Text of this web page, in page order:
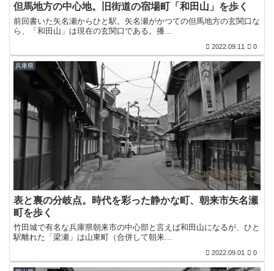
但馬地方の中心地。旧街道の宿場町「和田山」を歩く
前回書いた矢名瀬からひと駅。矢名瀬がかつての但馬地方の玄関口な
ら、「和田山」は現在の玄関口である。播...
2022.09.11 0
兵庫県
表と裏の分岐点。時代を彩った静かな町、朝来市矢名瀬
町を歩く
竹田城で有名な兵庫県朝来市の中心部と言えば和田山になるが、ひと
駅離れた「梁瀬」は山東町（合併して朝来...
2022.09.01 0